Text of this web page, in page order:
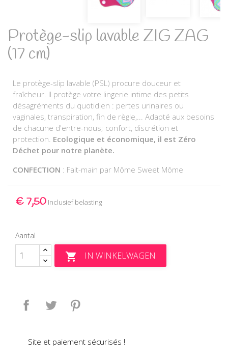
Protège-slip lavable ZIG ZAG
(17 cm)
Le protège-slip lavable (PSL) procure douceur et
fraîcheur. Il protège votre lingerie intime des petits
désagréments du quotidien : pertes urinaires ou
vaginales, transpiration, fin de règle,... Adapté aux besoins
de chacune d'entre-nous; confort, discrétion et
protection. Ecologique et économique, il est Zéro
Déchet pour notre planète.
CONFECTION : Fait-main par Môme Sweet Môme
€ 7,50 Inclusief belasting
Aantal
 IN WINKELWAGEN
Delen Tweet
Site et paiement sécurisés !